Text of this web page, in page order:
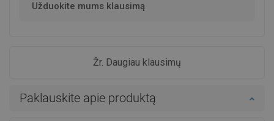
Užduokite mums klausimą
Žr. Daugiau klausimų
Paklauskite apie produktą